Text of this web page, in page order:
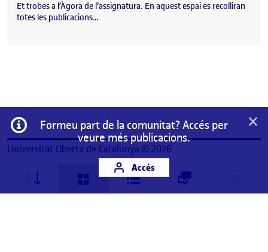
Et trobes a l’Àgora de l’assignatura. En aquest espai es recolliran
totes les publicacions…
Informació
Formeu part de la comunitat? Accés per
veure més publicacions.
Accés
×
Universitat Oberta de Catalunya © 2026